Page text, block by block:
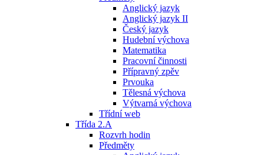
Anglický jazyk
Anglický jazyk II
Český jazyk
Hudební výchova
Matematika
Pracovní činnosti
Přípravný zpěv
Prvouka
Tělesná výchova
Výtvarná výchova
Třídní web
Třída 2.A
Rozvrh hodin
Předměty